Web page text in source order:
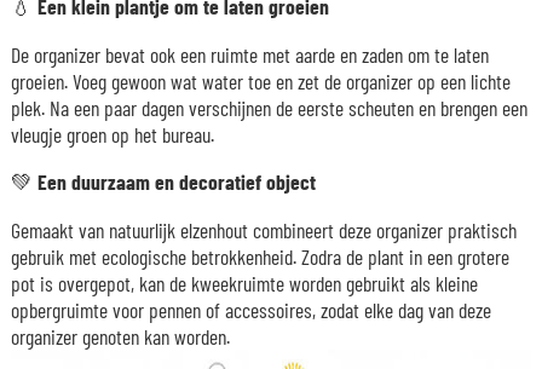
💧 Een klein plantje om te laten groeien
De organizer bevat ook een ruimte met aarde en zaden om te laten
groeien. Voeg gewoon wat water toe en zet de organizer op een lichte
plek. Na een paar dagen verschijnen de eerste scheuten en brengen een
vleugje groen op het bureau.
💚 Een duurzaam en decoratief object
Gemaakt van natuurlijk elzenhout combineert deze organizer praktisch
gebruik met ecologische betrokkenheid. Zodra de plant in een grotere
pot is overgepot, kan de kweekruimte worden gebruikt als kleine
opbergruimte voor pennen of accessoires, zodat elke dag van deze
organizer genoten kan worden.